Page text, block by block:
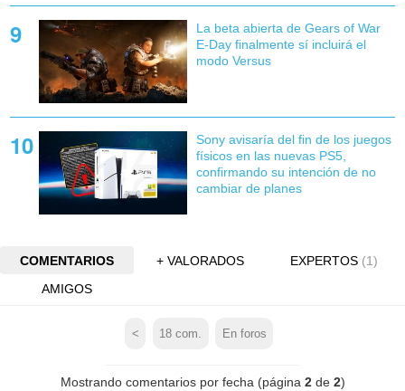
La beta abierta de Gears of War
E-Day finalmente sí incluirá el
modo Versus
Sony avisaría del fin de los juegos
físicos en las nuevas PS5,
confirmando su intención de no
cambiar de planes
COMENTARIOS + VALORADOS EXPERTOS (1)
AMIGOS
< 18 com. En foros
Mostrando comentarios por fecha (página 2de 2)